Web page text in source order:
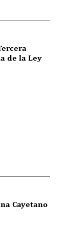
de la Ley
Cayetano